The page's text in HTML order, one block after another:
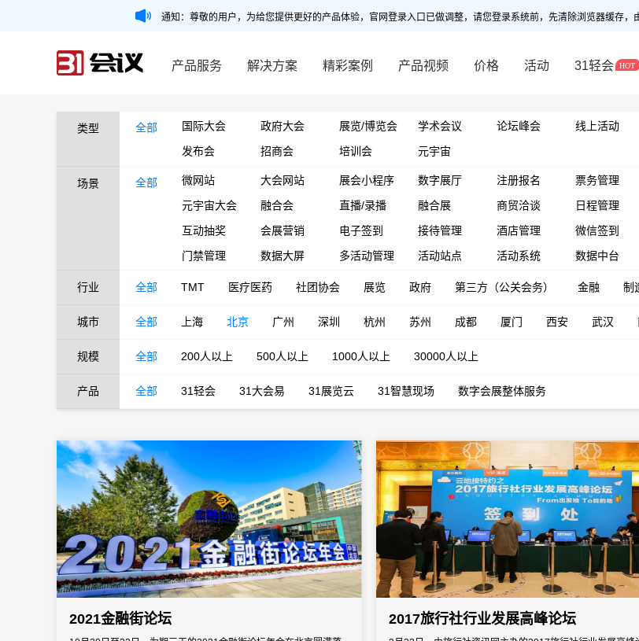
通知：尊敬的用户，为给您提供更好的产品体验，官网登录入口已做调整，请您登录系统前，先清除浏览器缓存，
产品服务 解决方案 精彩案例 产品视频 价格 活动 31轻会
类型 全部 国际大会 政府大会 展览/博览会 学术会议 论坛峰会 线上活动
发布会
招商会 培训会 元宇宙
场景 全部 微网站 大会网站 展会小程序 数字展厅 注册报名 票务管理
元宇宙大会
融合会 直播/录播 融合展 商贸洽谈 日程管理
互动抽奖
会展营销 电子签到 接待管理 酒店管理 微信签到
门禁管理
数据大屏 多活动管理 活动站点 活动系统 数据中台
行业 全部 TMT 医疗医药 社团协会 展览 政府 第三方（公关会务） 金融 制
城市 全部 上海 北京 广州 深圳 杭州 苏州 成都 厦门 西安 武汉
规模 全部 200人以上 500人以上 1000人以上 30000人以上
产品 全部 31轻会 31大会易 31展览云 31智慧现场 数字会展整体服务
2021金融街论坛 2017旅行社行业发展高峰论坛